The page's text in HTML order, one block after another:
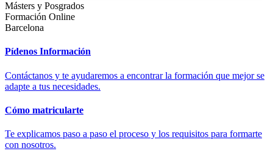
Másters y Posgrados
Formación Online
Barcelona
Pídenos Información
Contáctanos y te ayudaremos a encontrar la formación que mejor se
adapte a tus necesidades.
Cómo matricularte
Te explicamos paso a paso el proceso y los requisitos para formarte
con nosotros.